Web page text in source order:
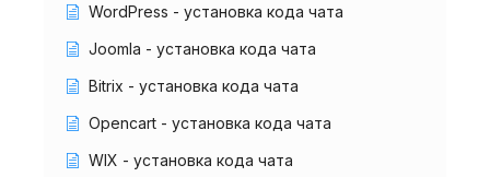
WordPress - установка кода чата
Joomla - установка кода чата
Bitrix - установка кода чата
Opencart - установка кода чата
WIX - установка кода чата